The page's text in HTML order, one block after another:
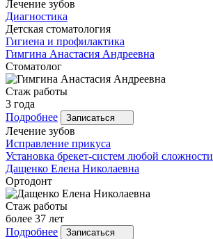
Лечение зубов
Диагностика
Детская стоматология
Гигиена и профилактика
Гимгина Анастасия Андреевна
Стоматолог
Стаж работы
3 года
Подробнее
Записаться
Лечение зубов
Исправление прикуса
Установка брекет-систем любой сложности
Дащенко Елена Николаевна
Ортодонт
Стаж работы
более 37 лет
Подробнее
Записаться